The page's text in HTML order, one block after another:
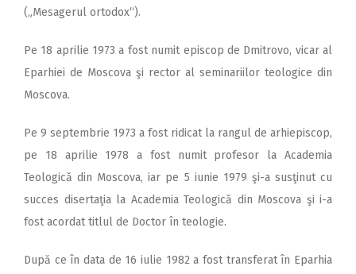
(„Mesagerul ortodox“).
Pe 18 aprilie 1973 a fost numit episcop de Dmitrovo, vicar al
Eparhiei de Moscova şi rector al seminariilor teologice din
Moscova.
Pe 9 septembrie 1973 a fost ridicat la rangul de arhiepiscop,
pe 18 aprilie 1978 a fost numit profesor la Academia
Teologică din Moscova, iar pe 5 iunie 1979 şi-a susţinut cu
succes disertaţia la Academia Teologică din Moscova şi i-a
fost acordat titlul de Doctor în teologie.
După ce în data de 16 iulie 1982 a fost transferat în Eparhia